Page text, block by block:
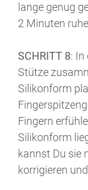
lange genug
2 Minuten
SCHRITT 8: In
Stütze
Silikonform
Fingern
Silikonform
kannst Du sie
korrigieren